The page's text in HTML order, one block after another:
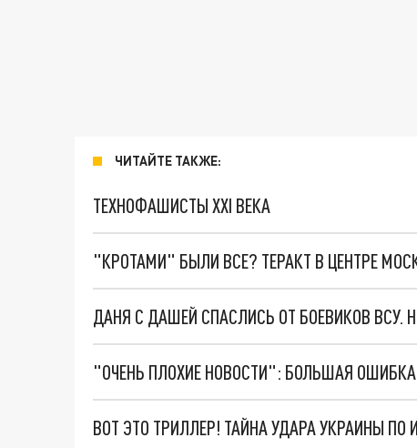
ЧИТАЙТЕ ТАКЖЕ:
ТЕХНОФАШИСТЫ XXI ВЕКА
"КРОТАМИ" БЫЛИ ВСЕ? ТЕРАКТ В ЦЕНТРЕ
ДАНЯ С ДАШЕЙ СПАСЛИСЬ ОТ БОЕВИКОВ
ВОТ ЭТО ТРИЛЛЕР! ТАЙНА УДАРА УКРАИНЫ